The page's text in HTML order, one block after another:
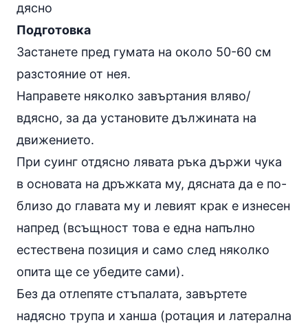
дясно
Подготовка
Застанете пред гумата на около 50-60 см
разстояние от нея.
Направете няколко завъртания вляво/
вдясно, за да установите дължината на
движението.
При суинг отдясно лявата ръка държи чука
в основата на дръжката му, дясната да е по-
близо до главата му и левият крак е изнесен
напред (всъщност това е една напълно
естествена позиция и само след няколко
опита ще се убедите сами).
Без да отлепяте стъпалата, завъртете
надясно трупа и ханша (ротация и латерална